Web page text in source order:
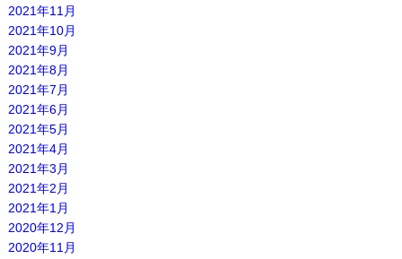
2021年11月
2021年10月
2021年9月
2021年8月
2021年7月
2021年6月
2021年5月
2021年4月
2021年3月
2021年2月
2021年1月
2020年12月
2020年11月